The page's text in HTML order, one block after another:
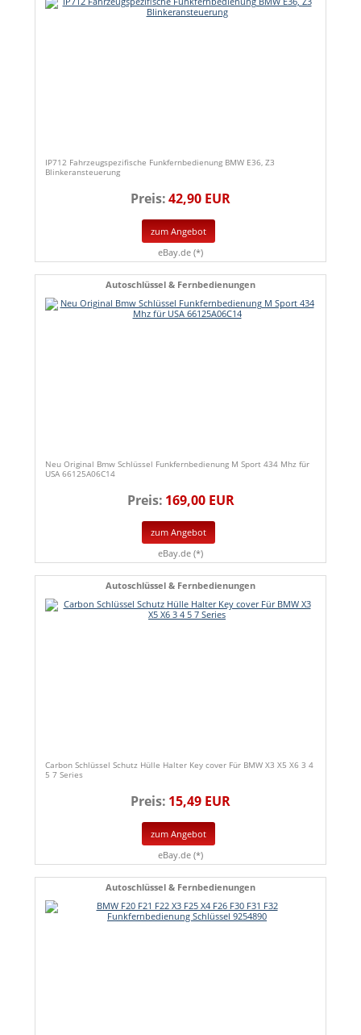
IP712 Fahrzeugspezifische Funkfernbedienung BMW E36, Z3
Blinkeransteuerung
Preis:42,90 EUR
zum Angebot
eBay.de (*)
Autoschlüssel & Fernbedienungen
Neu Original Bmw Schlüssel Funkfernbedienung M Sport 434 Mhz für
USA 66125A06C14
Preis: 169,00 EUR
zum Angebot
eBay.de (*)
Autoschlüssel & Fernbedienungen
Carbon Schlüssel Schutz Hülle Halter Key cover Für BMW X3 X5 X6 3 4
5 7 Series
Preis: 15,49 EUR
zum Angebot
eBay.de (*)
Autoschlüssel & Fernbedienungen